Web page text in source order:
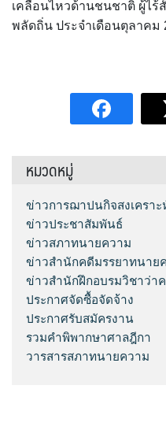
เคลื่อนไหวด้านชนชาติ ผู้ไ
พลัดถิ่น ประจำเดือนตุลาคม
หมวดหมู่
ข่าวการฌาปนกิจสงเคราะ
ข่าวประชาสัมพันธ์
ข่าวสภาทนายความ
ข่าวสำนักคดีมรรยาทนาย
ข่าวสำนักฝึกอบรมวิชาว่า
ประกาศจัดซื้อจัดจ้าง
ประกาศรับสมัครงาน
รวมคำพิพากษาศาลฎีกา
วารสารสภาทนายความ